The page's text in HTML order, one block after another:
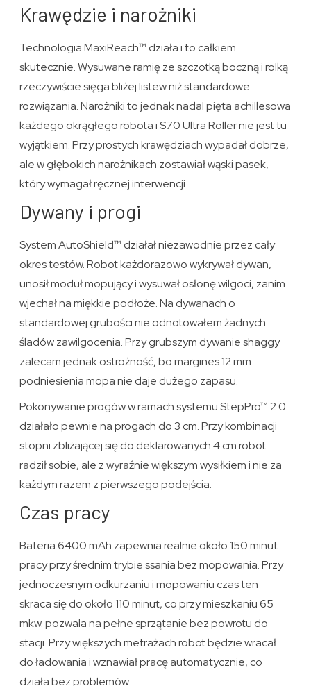
Krawędzie i narożniki
Technologia MaxiReach™ działa i to całkiem
skutecznie. Wysuwane ramię ze szczotką boczną i rolką
rzeczywiście sięga bliżej listew niż standardowe
rozwiązania. Narożniki to jednak nadal pięta achillesowa
każdego okrągłego robota i S70 Ultra Roller nie jest tu
wyjątkiem. Przy prostych krawędziach wypadał dobrze,
ale w głębokich narożnikach zostawiał wąski pasek,
który wymagał ręcznej interwencji.
Dywany i progi
System AutoShield™ działał niezawodnie przez cały
okres testów. Robot każdorazowo wykrywał dywan,
unosił moduł mopujący i wysuwał osłonę wilgoci, zanim
wjechał na miękkie podłoże. Na dywanach o
standardowej grubości nie odnotowałem żadnych
śladów zawilgocenia. Przy grubszym dywanie shaggy
zalecam jednak ostrożność, bo margines 12 mm
podniesienia mopa nie daje dużego zapasu.
Pokonywanie progów w ramach systemu StepPro™ 2.0
działało pewnie na progach do 3 cm. Przy kombinacji
stopni zbliżającej się do deklarowanych 4 cm robot
radził sobie, ale z wyraźnie większym wysiłkiem i nie za
każdym razem z pierwszego podejścia.
Czas pracy
Bateria 6400 mAh zapewnia realnie około 150 minut
pracy przy średnim trybie ssania bez mopowania. Przy
jednoczesnym odkurzaniu i mopowaniu czas ten
skraca się do około 110 minut, co przy mieszkaniu 65
mkw. pozwala na pełne sprzątanie bez powrotu do
stacji. Przy większych metrażach robot będzie wracał
do ładowania i wznawiał pracę automatycznie, co
działa bez problemów.